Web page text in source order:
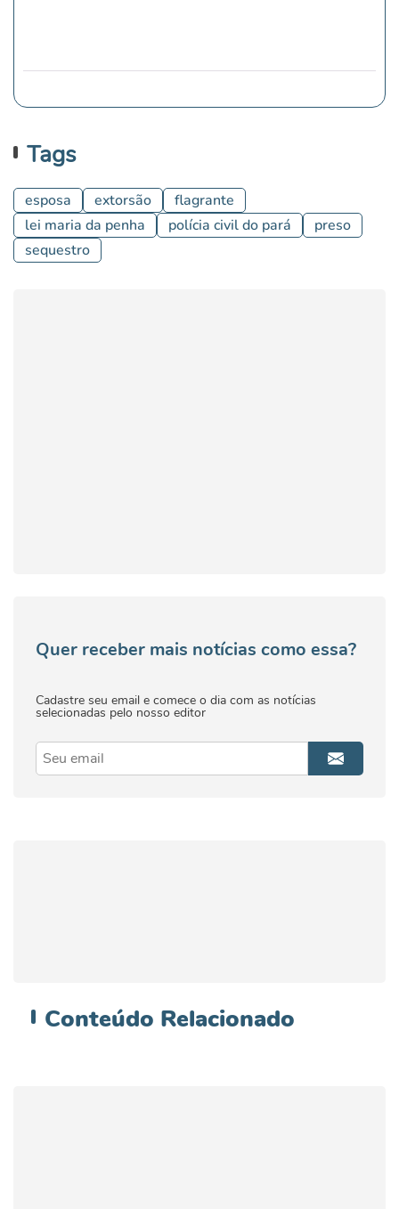
Tags
esposa extorsão
flagrante
lei maria da penha
polícia civil do pará
preso
sequestro
Quer receber mais notícias como essa?
Cadastre seu email e comece o dia com as notícias
selecionadas pelo nosso editor
Conteúdo Relacionado